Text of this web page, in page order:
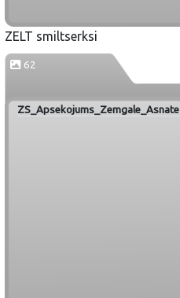
ZELT smiltserksi
62
ZS_Apsekojums_Zemgale_Asnate